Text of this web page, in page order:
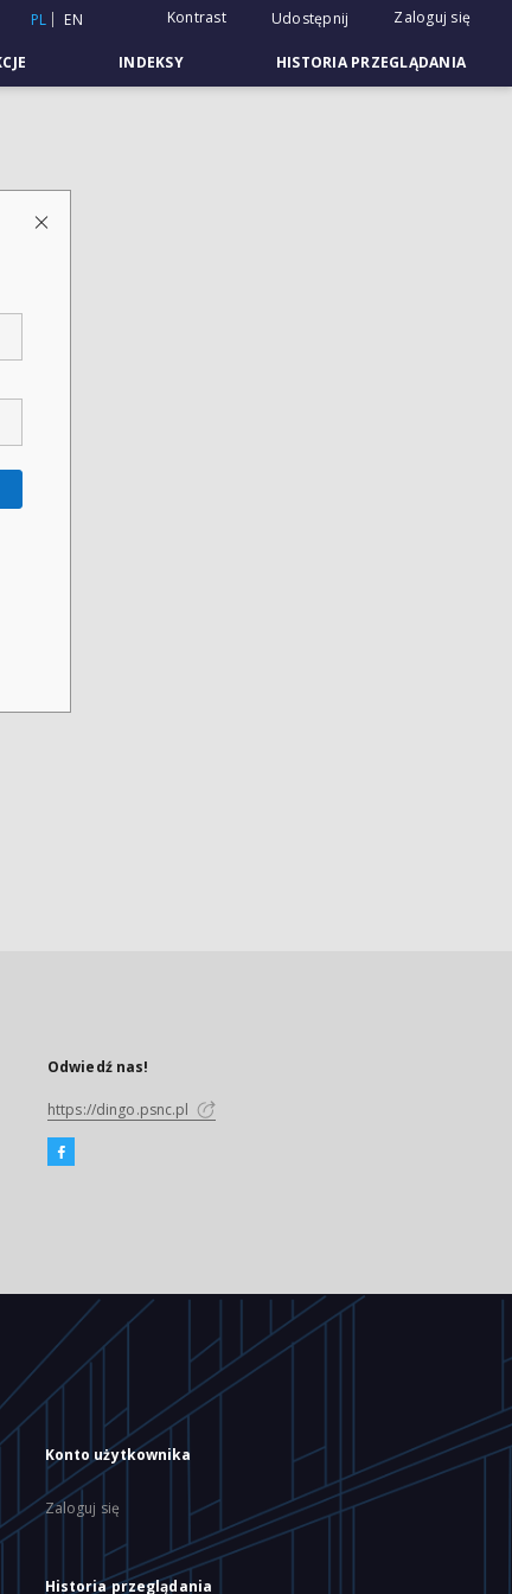
PL EN Kontrast Udostępnij Zaloguj się
INDEKSY HISTORIA PRZEGLĄDANIA
Odwiedź nas!
https://dingo.psnc.pl
Konto użytkownika
Zaloguj się
Historia przeglądania